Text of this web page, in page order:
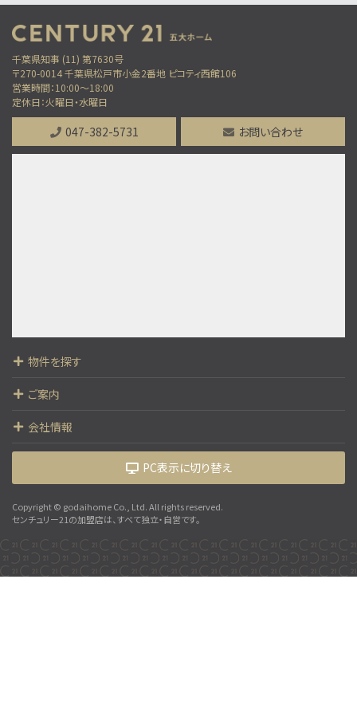
歩13分
通勤も通学も安心。防犯カメラと地盤20年保証で家…
第8位
4,490万円
第10位
千葉県知事 (11) 第7630号
〒270-0014 千葉県松戸市小金2番地 ピコティ西館106
営業時間：10:00～18:00
定休日：火曜日・水曜日
047-382-5731 お問い合わせ
物件を探す
ご案内
会社情報
PC表示に切り替え
Copyright © godaihome Co., Ltd. All rights reserved.
センチュリー21の加盟店は、すべて独立・自営です。